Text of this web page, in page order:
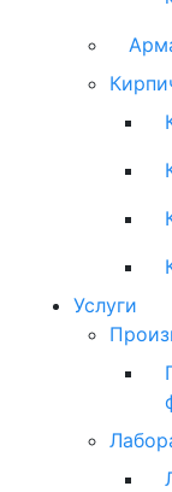
Услуги